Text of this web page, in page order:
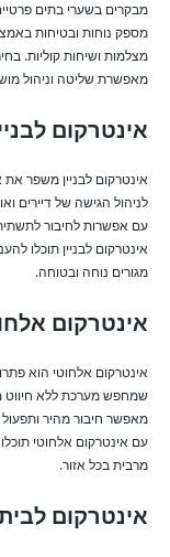
מבקרים בשערי בתים
מספק נוחות ובטיחות
מצלמות ושיחות קוליות.
מאפשרת שליטה וניהול
אינטרקום
אינטרקום לבניין משפר
לניהול הגישה של דיירים
עם אפשרות לחיבור
אינטרקום לבניין תוכלו
מגורים נוחה ובטוחה.
אינטרקום
אינטרקום אלחוטי הוא
שמחפש מערכת ללא חיווט
מאפשר חיבור מהיר
עם אינטרקום אלחוטי
מרבית בכל אזור.
אינטרקום